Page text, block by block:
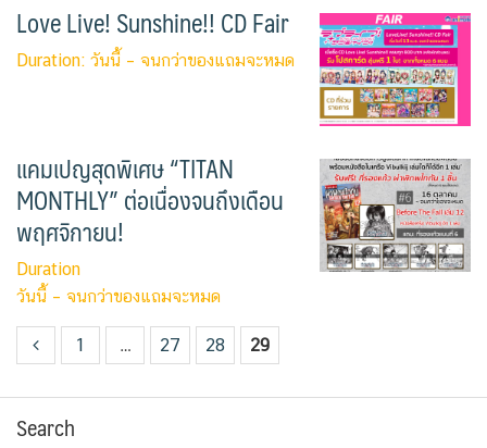
Love Live! Sunshine!! CD Fair
Duration: วันนี้ – จนกว่าของแถมจะหมด
แคมเปญสุดพิเศษ “TITAN
MONTHLY” ต่อเนื่องจนถึงเดือน
พฤศจิกายน!
Duration
วันนี้ – จนกว่าของแถมจะหมด
1 … 27 28 29
Search